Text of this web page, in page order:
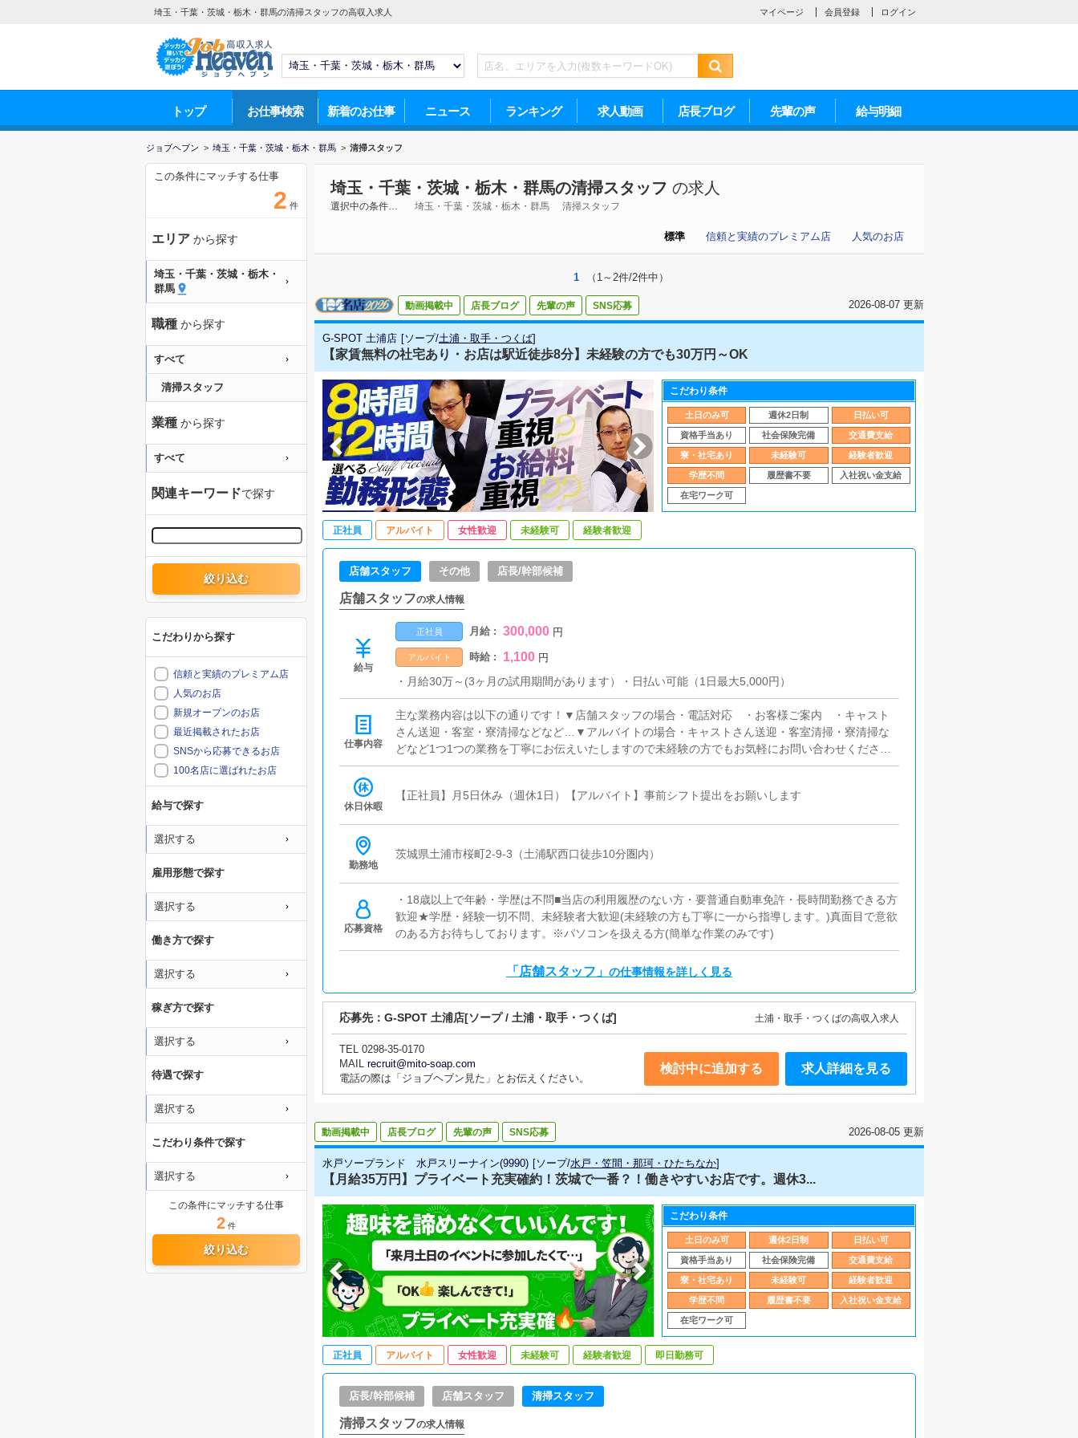
埼玉・千葉・茨城・栃木・群馬の清掃スタッフの高収入求人 マイページ 会員登録 ログイン
トップ お仕事検索 新着のお仕事 ニュース ランキング 求人動画 店長ブログ 先輩の声 給与明細
ジョブヘブン > 埼玉・千葉・茨城・栃木・群馬 > 清掃スタッフ
埼玉・千葉・茨城・栃木・群馬の清掃スタッフ の求人
選択中の条件… 埼玉・千葉・茨城・栃木・群馬 清掃スタッフ
人気のお店
信頼と実績のプレミアム店
標準
1 （1～2件/2件中）
動画掲載中 店長ブログ 先輩の声 SNS応募 2026-08-07 更新
G-SPOT 土浦店 [ソープ/土浦・取手・つくば]
【家賃無料の社宅あり・お店は駅近徒歩8分】未経験の方でも30万円～OK
こだわり条件
土日のみ可 週休2日制 日払い可
資格手当あり 社会保険完備 交通費支給
寮・社宅あり 未経験可 経験者歓迎
学歴不問 履歴書不要 入社祝い金支給
在宅ワーク可
正社員 アルバイト 女性歓迎 未経験可 経験者歓迎
店舗スタッフ その他 店長/幹部候補
店舗スタッフの求人情報
給与
正社員 月給 : 300,000 円
アルバイト 時給 : 1,100 円
・月給30万～(3ヶ月の試用期間があります）・日払い可能（1日最大5,000円）
仕事内容
主な業務内容は以下の通りです！▼店舗スタッフの場合・電話対応 ・お客様ご案内 ・キャスト
さん送迎・客室・寮清掃などなど…▼アルバイトの場合・キャストさん送迎・客室清掃・寮清掃な
どなど1つ1つの業務を丁寧にお伝えいたしますので未経験の方でもお気軽にお問い合わせくださ
い！
休日休暇
【正社員】月5日休み（週休1日）【アルバイト】事前シフト提出をお願いします
勤務地
茨城県土浦市桜町2-9-3（土浦駅西口徒歩10分圏内）
応募資格
・18歳以上で年齢・学歴は不問■当店の利用履歴のない方・要普通自動車免許・長時間勤務できる方
歓迎★学歴・経験一切不問、未経験者大歓迎(未経験の方も丁寧に一から指導します。)真面目で意欲
のある方お待ちしております。※パソコンを扱える方(簡単な作業のみです)
「店舗スタッフ」 の仕事情報を詳しく見る
応募先： G-SPOT 土浦店[ソープ / 土浦・取手・つくば] 土浦・取手・つくばの高収入求人
TEL 0298-35-0170
MAIL recruit@mito-soap.com
電話の際は「ジョブヘブン見た」とお伝えください。
検討中に追加する 求人詳細を見る
動画掲載中 店長ブログ 先輩の声 SNS応募 2026-08-05 更新
水戸ソープランド 水戸スリーナイン(9990) [ソープ/水戸・笠間・那珂・ひたちなか]
【月給35万円】プライベート充実確約！茨城で一番？！働きやすいお店です。週休3...
こだわり条件
土日のみ可 週休2日制 日払い可
資格手当あり 社会保険完備 交通費支給
寮・社宅あり 未経験可 経験者歓迎
学歴不問 履歴書不要 入社祝い金支給
在宅ワーク可
正社員 アルバイト 女性歓迎 未経験可 経験者歓迎 即日勤務可
店長/幹部候補 店舗スタッフ 清掃スタッフ
清掃スタッフの求人情報
この条件にマッチする仕事
2 件
エリア から探す
埼玉・千葉・茨城・栃木・
群馬
職種 から探す
すべて
清掃スタッフ
業種 から探す
すべて
関連キーワードで探す
絞り込む
こだわりから探す
信頼と実績のプレミアム店
人気のお店
新規オープンのお店
最近掲載されたお店
SNSから応募できるお店
100名店に選ばれたお店
給与で探す
選択する
雇用形態で探す
選択する
働き方で探す
選択する
稼ぎ方で探す
選択する
待遇で探す
選択する
こだわり条件で探す
選択する
この条件にマッチする仕事
2 件
絞り込む